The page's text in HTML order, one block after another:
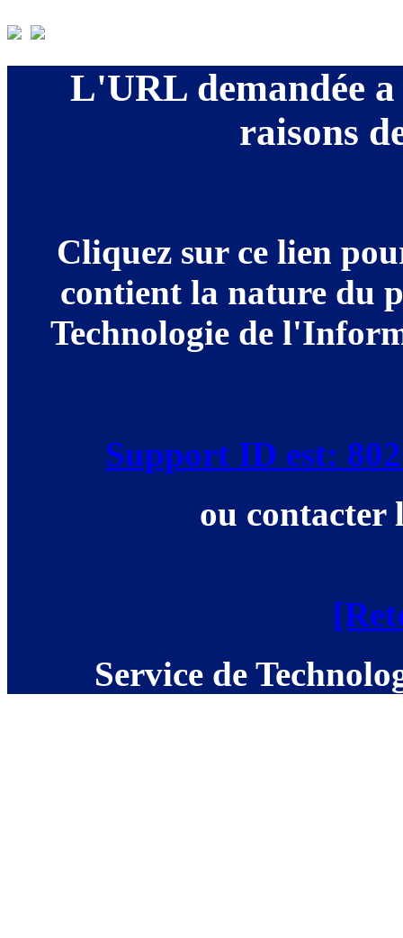
L'URL demandée a
raisons
Cliquez sur ce lien
contient la nature du
Technologie de
Support ID est:
ou contacter
Service de